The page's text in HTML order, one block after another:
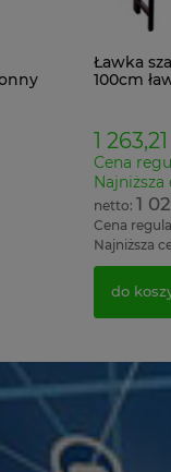
Ławka
100cm
1 263,21
Cena
Najniższa
1
Cena
Najniższa
do